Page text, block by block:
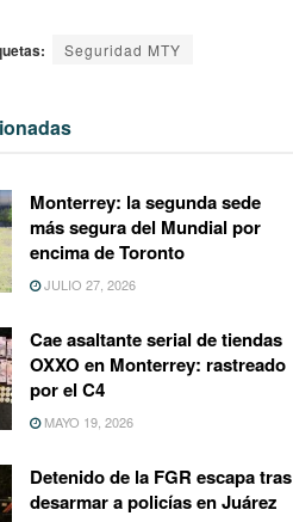
Seguridad MTY
Monterrey: la segunda sede
más segura del Mundial por
encima de Toronto
JULIO 27, 2026
Cae asaltante serial de tiendas
OXXO en Monterrey: rastreado
por el C4
MAYO 19, 2026
Detenido de la FGR escapa tras
desarmar a policías en Juárez